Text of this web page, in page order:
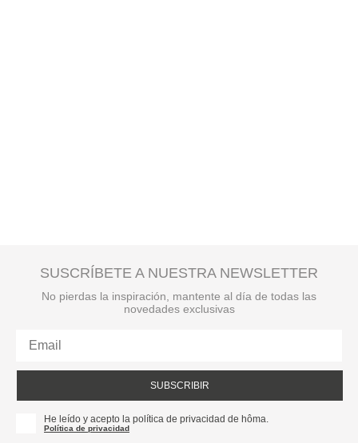
SUSCRÍBETE A NUESTRA NEWSLETTER
No pierdas la inspiración, mantente al día de todas las
novedades exclusivas
SUBSCRIBIR
He leído y acepto la política de privacidad de hôma.
Política de privacidad